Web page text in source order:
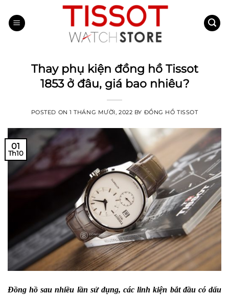
content
Thay phụ kiện đồng hồ Tissot
1853 ở đâu, giá bao nhiêu?
POSTED ON1 THÁNG MƯỜI, 2022 BY ĐỒNG HỒ TISSOT
01
Th10
Đồng hồ sau nhiều lần sử dụng, các linh kiện bắt đầu có dấu